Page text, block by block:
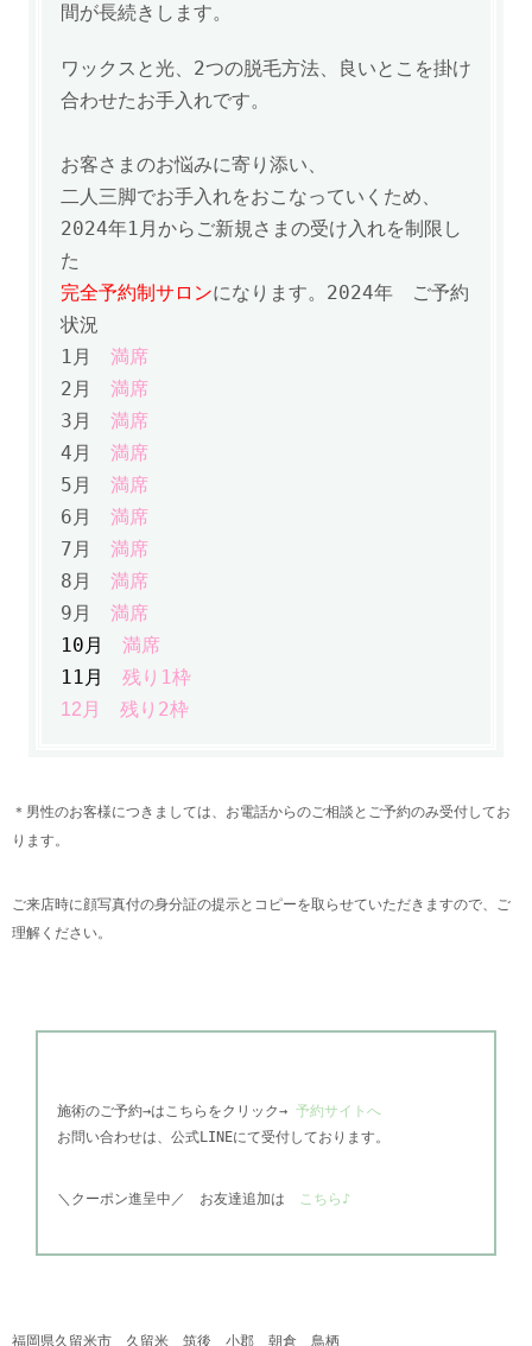
間が長続きします。
ワックスと光、2つの脱毛方法、良いとこを掛け
合わせたお手入れです。
お客さまのお悩みに寄り添い、
二人三脚でお手入れをおこなっていくため、
2024年1月からご新規さまの受け入れを制限し
た
完全予約制サロンになります。 2024年
ご予約
状況
1月 満席
2月 満席
3月 満席
4月 満席
5月 満席
6月 満席
7月 満席
8月 満席
9月 満席
10月
満席
11月
残り1枠
12月 残り2枠
＊男性のお客様につきましては、お電話からのご相談とご予約のみ受付してお
ります。
ご来店時に顔写真付の身分証の提示とコピーを取らせていただきますので、ご
理解ください。
施術のご予約→はこちらをクリック→ 予約サイトへ
お問い合わせは、公式LINEにて受付しております。
＼ クーポン進呈中／ お友達追加は こちら♪
福岡県久留米市 久留米 筑後 小郡 朝倉 鳥栖